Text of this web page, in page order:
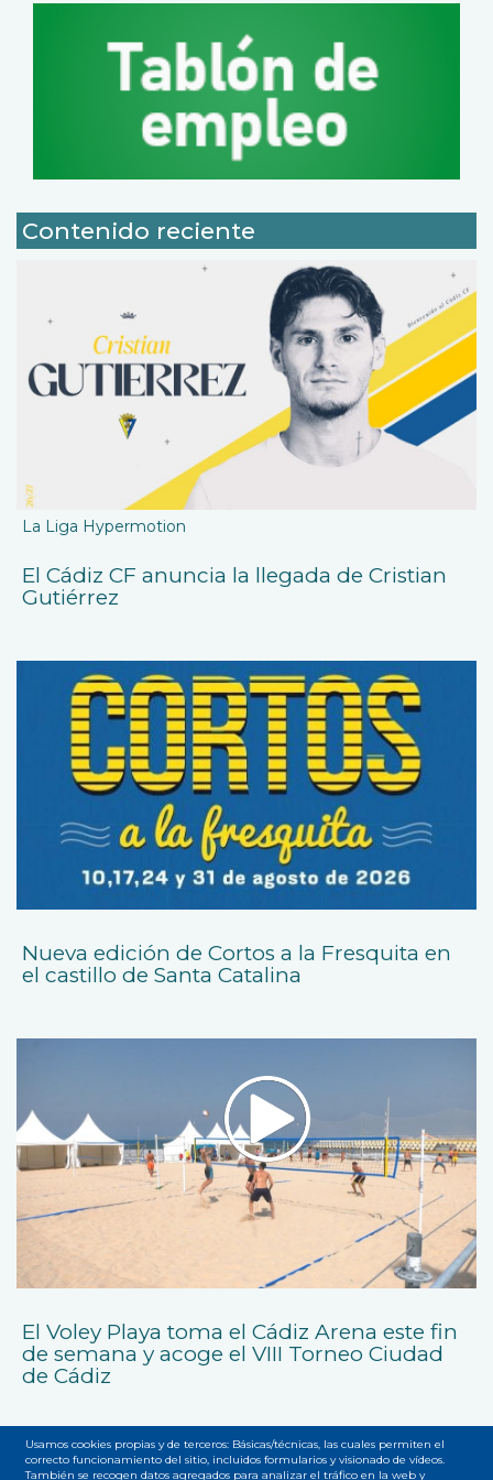
Contenido reciente
La Liga Hypermotion
El Cádiz CF anuncia la llegada de Cristian
Gutiérrez
Nueva edición de Cortos a la Fresquita en
el castillo de Santa Catalina
El Voley Playa toma el Cádiz Arena este fin
de semana y acoge el VIII Torneo Ciudad
de Cádiz
Usamos cookies propias y de terceros: Básicas/técnicas, las cuales permiten el
correcto funcionamiento del sitio, incluidos formularios y visionado de vídeos.
También se recogen datos agregados para analizar el tráfico en la web y